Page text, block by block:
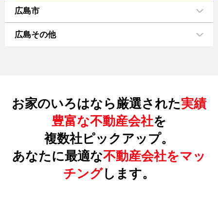
広島市
広島その他
お家のいろはなら厳選された実績
豊富な不動産会社を
複数社ピックアップ。
あなたに最適な不動産会社をマッ
チングします。